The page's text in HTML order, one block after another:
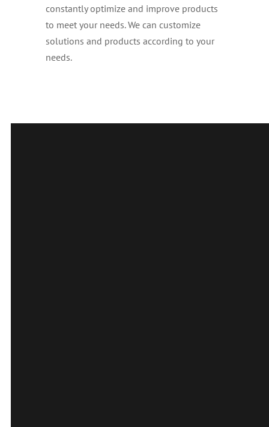
constantly optimize and improve products
to meet your needs.We can customize
solutions and products according to your
needs.